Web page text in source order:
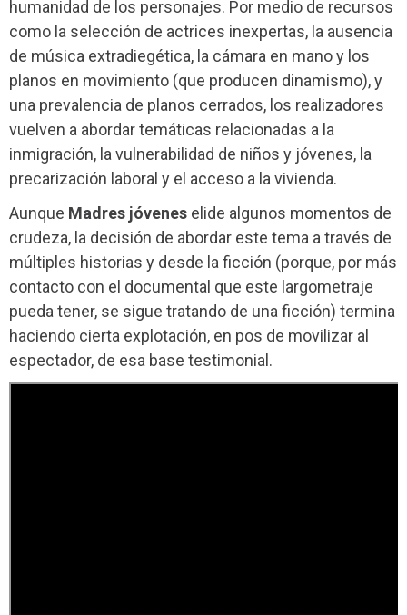
humanidad de los personajes. Por medio de recursos
como la selección de actrices inexpertas, la ausencia
de música extradiegética, la cámara en mano y los
planos en movimiento (que producen dinamismo), y
una prevalencia de planos cerrados, los realizadores
vuelven a abordar temáticas relacionadas a la
inmigración, la vulnerabilidad de niños y jóvenes, la
precarización laboral y el acceso a la vivienda.
Aunque Madres jóvenes elide algunos momentos de
crudeza, la decisión de abordar este tema a través de
múltiples historias y desde la ficción (porque, por más
contacto con el documental que este largometraje
pueda tener, se sigue tratando de una ficción) termina
haciendo cierta explotación, en pos de movilizar al
espectador, de esa base testimonial.